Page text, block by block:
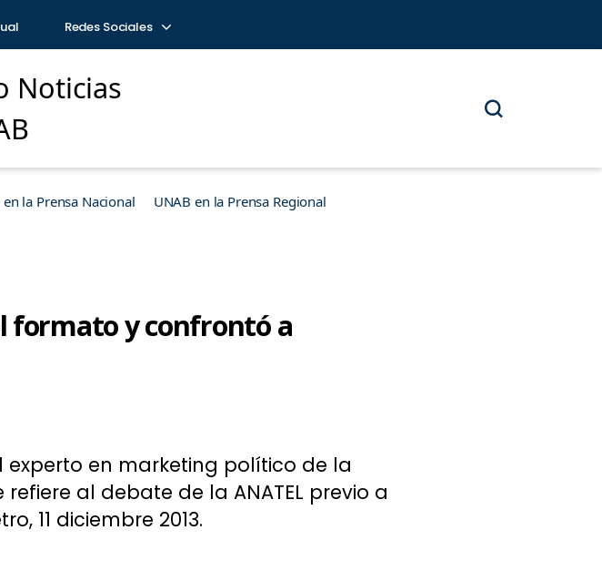
Redes Sociales
Noticias
en la Prensa Nacional UNAB en la Prensa Regional
formato y confrontó a
en marketing político de la
al debate de la ANATEL previo a
11 diciembre 2013.